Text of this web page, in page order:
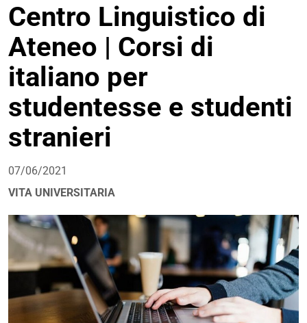
opzioni
di
Centro Linguistico di
Ateneo | Corsi di
italiano per
studentesse e studenti
stranieri
07/06/2021
VITA UNIVERSITARIA